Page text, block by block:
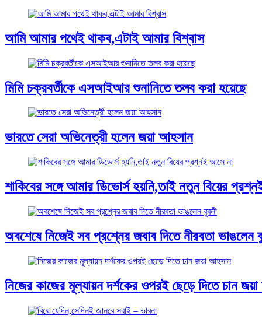
আমি আমার পথেই থাকব,এটাই আমার বিশ্বাস
মিমি চক্রবর্তীকে এসআইআর শুনানিতে তলব করা হয়েছে
ভারতে সেরা অভিনেত্রী হলেন জয়া আহসান
শাকিবের সঙ্গে আমার ডিভোর্স হয়নি,তাই নতুন বিয়ের
অবশেষে নিজেই সব প্রশ্নের জবাব দিতে নীরবতা ভাঙলেন
নিজের কাজের মূল্যায়ন দর্শকের ওপরই ছেড়ে দিতে চান